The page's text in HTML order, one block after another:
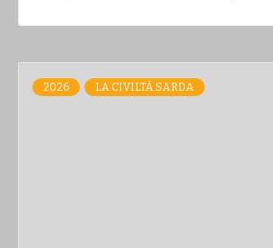
2026 LA CIVILTÀ SARDA